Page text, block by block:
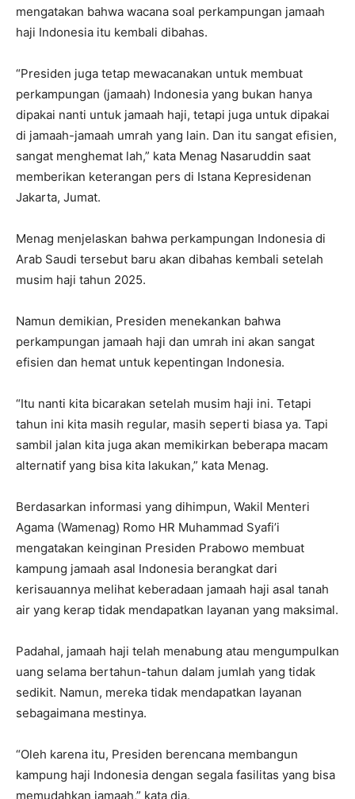
mengatakan bahwa wacana soal perkampungan jamaah
haji Indonesia itu kembali dibahas.
“Presiden juga tetap mewacanakan untuk membuat
perkampungan (jamaah) Indonesia yang bukan hanya
dipakai nanti untuk jamaah haji, tetapi juga untuk dipakai
di jamaah-jamaah umrah yang lain. Dan itu sangat efisien,
sangat menghemat lah,” kata Menag Nasaruddin saat
memberikan keterangan pers di Istana Kepresidenan
Jakarta, Jumat.
Menag menjelaskan bahwa perkampungan Indonesia di
Arab Saudi tersebut baru akan dibahas kembali setelah
musim haji tahun 2025.
Namun demikian, Presiden menekankan bahwa
perkampungan jamaah haji dan umrah ini akan sangat
efisien dan hemat untuk kepentingan Indonesia.
“Itu nanti kita bicarakan setelah musim haji ini. Tetapi
tahun ini kita masih regular, masih seperti biasa ya. Tapi
sambil jalan kita juga akan memikirkan beberapa macam
alternatif yang bisa kita lakukan,” kata Menag.
Berdasarkan informasi yang dihimpun, Wakil Menteri
Agama (Wamenag) Romo HR Muhammad Syafi’i
mengatakan keinginan Presiden Prabowo membuat
kampung jamaah asal Indonesia berangkat dari
kerisauannya melihat keberadaan jamaah haji asal tanah
air yang kerap tidak mendapatkan layanan yang maksimal.
Padahal, jamaah haji telah menabung atau mengumpulkan
uang selama bertahun-tahun dalam jumlah yang tidak
sedikit. Namun, mereka tidak mendapatkan layanan
sebagaimana mestinya.
“Oleh karena itu, Presiden berencana membangun
kampung haji Indonesia dengan segala fasilitas yang bisa
memudahkan jamaah,” kata dia.